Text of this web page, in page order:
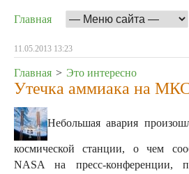
Главная
11.05.2013 13:23
Главная > Это интересно
Утечка аммиака на
Небольшая авария
космической станции, о чем
NASA на пресс-конференции,